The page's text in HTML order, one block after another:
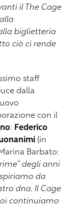
il The Cage
biglietteria
ciò ci rende
staff
dalla
con il
: Federico
(in
Barbato:
degli anni
da
dna. Il Cage
continuiamo